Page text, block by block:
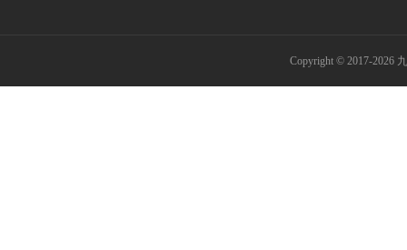
Copyright © 2017-2026